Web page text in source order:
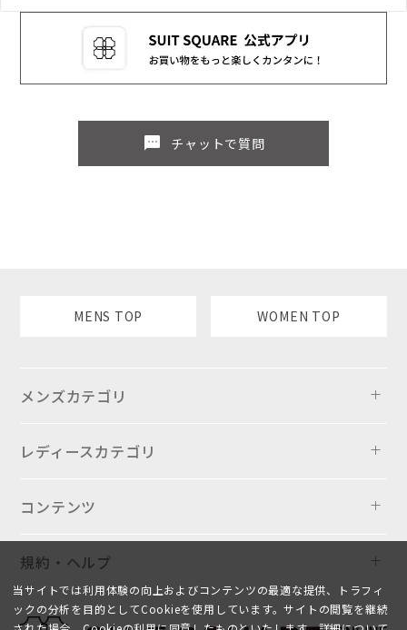
sms チャットで質問
MENS TOP WOMEN TOP
メンズカテゴリ
レディースカテゴリ
コンテンツ
規約・ヘルプ
当サイトでは利用体験の向上およびコンテンツの最適な提供、トラフィ
ックの分析を目的としてCookieを使用しています。サイトの閲覧を継続